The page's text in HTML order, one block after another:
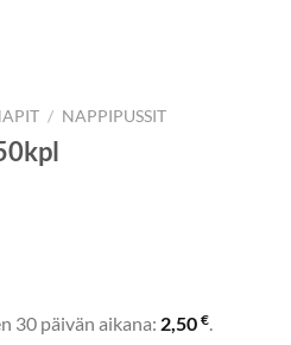
/ NAPPIPUSSIT
30 päivän aikana: 2,50 €.